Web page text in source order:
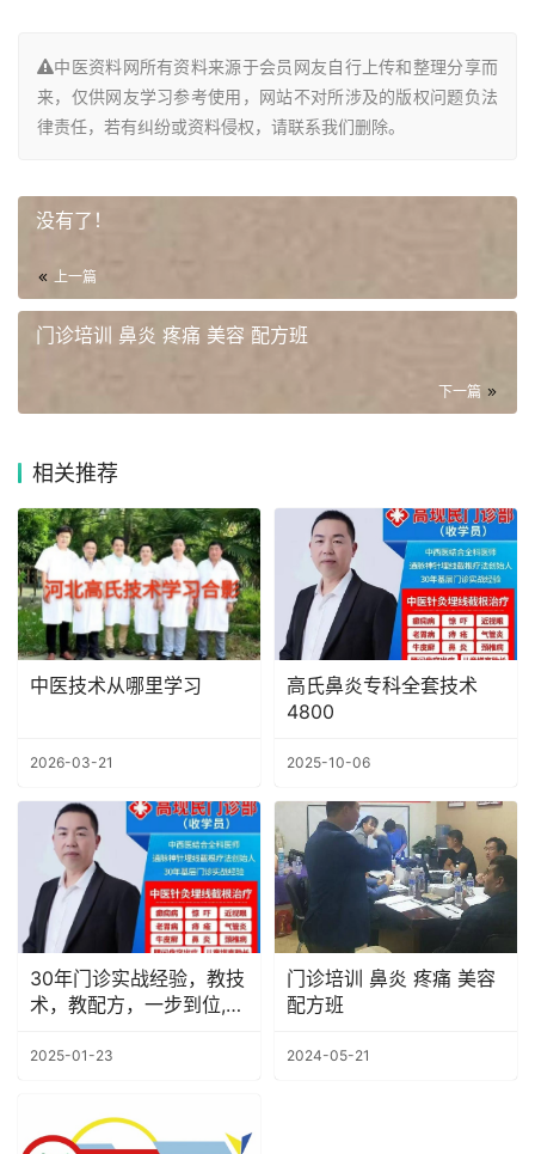
中医资料网所有资料来源于会员网友自行上传和整理分享而
来，仅供网友学习参考使用，网站不对所涉及的版权问题负法
律责任，若有纠纷或资料侵权，请联系我们删除。
没有了！
上一篇
​门诊培训 鼻炎 疼痛 美容 配方班
下一篇
相关推荐
中医技术从哪里学习
2026-03-21
高氏鼻炎专科全套技术
4800
2025-10-06
30年门诊实战经验，教技
术，教配方，一步到位,高
2025-01-23
​门诊培训 鼻炎 疼痛 美容
配方班
2024-05-21